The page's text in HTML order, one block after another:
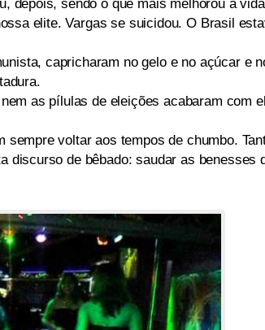
depois, sendo o que mais melhorou a
elite. Vargas se suicidou. O Brasil
capricharam no gelo e no açúcar e
as pílulas de eleições acabaram com
voltar aos tempos de chumbo.
discurso de bêbado: saudar as benesses